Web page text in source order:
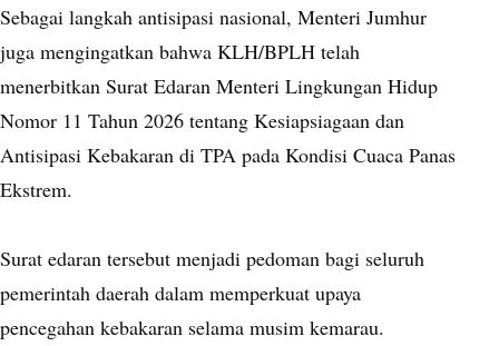
Sebagai langkah antisipasi nasional, Menteri Jumhur
juga mengingatkan bahwa KLH/BPLH telah
menerbitkan Surat Edaran Menteri Lingkungan Hidup
Nomor 11 Tahun 2026 tentang Kesiapsiagaan dan
Antisipasi Kebakaran di TPA pada Kondisi Cuaca Panas
Ekstrem.
Surat edaran tersebut menjadi pedoman bagi seluruh
pemerintah daerah dalam memperkuat upaya
pencegahan kebakaran selama musim kemarau.